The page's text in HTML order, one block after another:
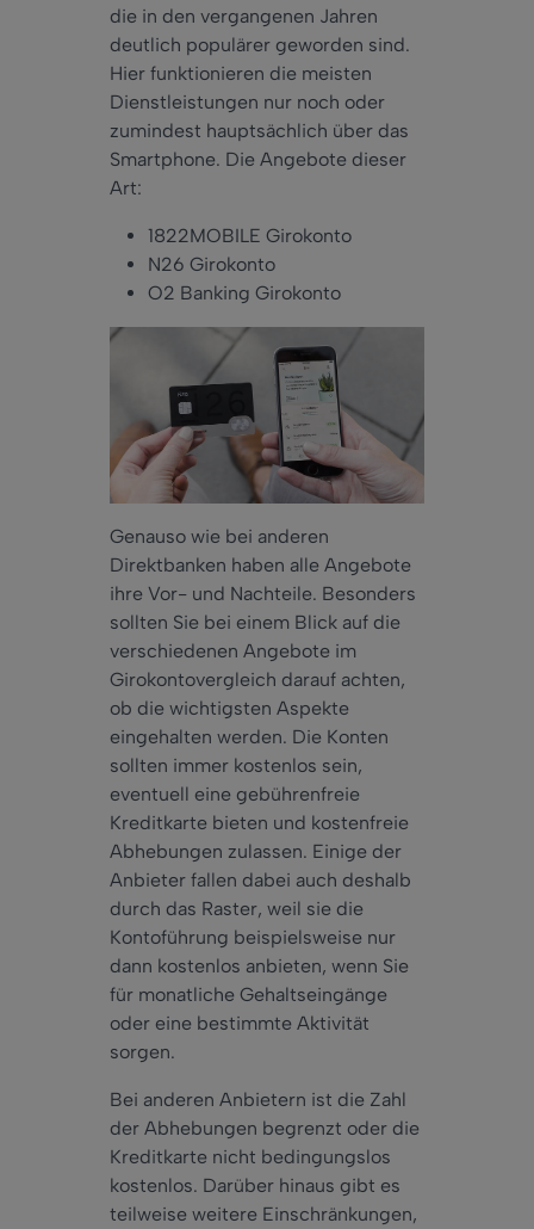
die in den vergangenen Jahren
deutlich populärer geworden sind.
Hier funktionieren die meisten
Dienstleistungen nur noch oder
zumindest hauptsächlich über das
Smartphone. Die Angebote dieser
Art:
1822MOBILE Girokonto
N26 Girokonto
O2 Banking Girokonto
Genauso wie bei anderen
Direktbanken haben alle Angebote
ihre Vor- und Nachteile. Besonders
sollten Sie bei einem Blick auf die
verschiedenen Angebote im
Girokontovergleich darauf achten,
ob die wichtigsten Aspekte
eingehalten werden. Die Konten
sollten immer kostenlos sein,
eventuell eine gebührenfreie
Kreditkarte bieten und kostenfreie
Abhebungen zulassen. Einige der
Anbieter fallen dabei auch deshalb
durch das Raster, weil sie die
Kontoführung beispielsweise nur
dann kostenlos anbieten, wenn Sie
für monatliche Gehaltseingänge
oder eine bestimmte Aktivität
sorgen.
Bei anderen Anbietern ist die Zahl
der Abhebungen begrenzt oder die
Kreditkarte nicht bedingungslos
kostenlos. Darüber hinaus gibt es
teilweise weitere Einschränkungen,